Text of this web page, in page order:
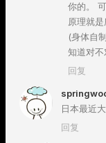
你的。
原理就
(身体自
知道对不
回复
日本最近
回复